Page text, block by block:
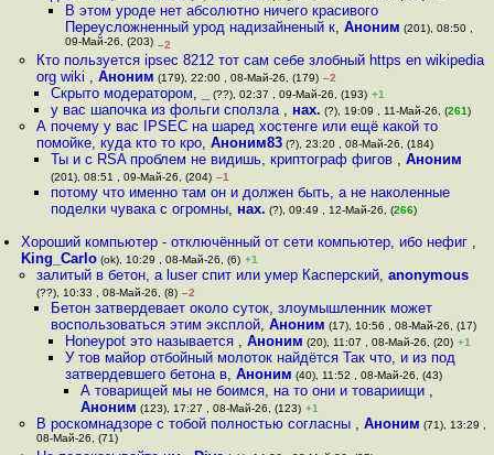
В этом уроде нет абсолютно ничего красивого
Переусложненный урод надизайненый к,Аноним (201), 08:50 ,
09-Май-26, (203) –2
Кто пользуется ipsec 8212 тот сам себе злобный https en wikipedia
org wiki , Аноним (179), 22:00 , 08-Май-26, (179) –2
Скрыто модератором, (??), 02:37 , 09-Май-26, (193) +1
у вас шапочка из фольги сползла , нах. (?), 19:09 , 11-Май-26, (261)
А почему у вас IPSEC на шаред хостенге или ещё какой то
помойке, куда кто то кро, Аноним83(?), 23:20 , 08-Май-26, (184)
Ты и с RSA проблем не видишь, криптограф фигов , Аноним
(201), 08:51 , 09-Май-26, (204) –1
потому что именно там он и должен быть, а не наколенные
поделки чувака с огромны, нах. (?), 09:49 , 12-Май-26, (266)
Хороший компьютер - отключённый от сети компьютер, ибо нефиг ,
King_Carlo (ok), 10:29 , 08-Май-26, (6) +1
залитый в бетон, а luser спит или умер Касперский, anonymous
(??), 10:33 , 08-Май-26, (8) –2
Бетон затвердевает около суток, злоумышленник может
воспользоваться этим эксплой, Аноним (17), 10:56 , 08-Май-26, (17)
Honeypot это называется ,Аноним (20), 11:07 , 08-Май-26, (20) +1
У тов майор отбойный молоток найдётся Так что, и из под
затвердевшего бетона в,Аноним (40), 11:52 , 08-Май-26, (43)
А товарищей мы не боимся, на то они и товариищи ,
Аноним (123), 17:27 , 08-Май-26, (123) +1
В роскомнадзоре с тобой полностью согласны , Аноним (71), 13:29 ,
08-Май-26, (71)